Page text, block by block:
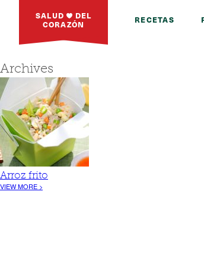
SALUD DEL
CORAZÓN RECETAS
Archives
Arroz frito
VIEW MORE >